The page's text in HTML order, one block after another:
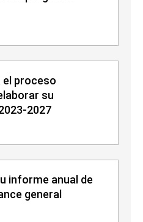
el proceso
su
2027
informe anual de
general